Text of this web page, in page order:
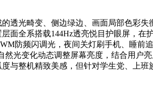
透光畸变、侧边绿边、画面局部色彩
面全系搭载144Hz透亮悦目护眼屏，
防频闪调光，夜间关灯刷手机、睡
光变化动态调整屏幕亮度，结合用户
与整机精致美感，但针对学生党、上